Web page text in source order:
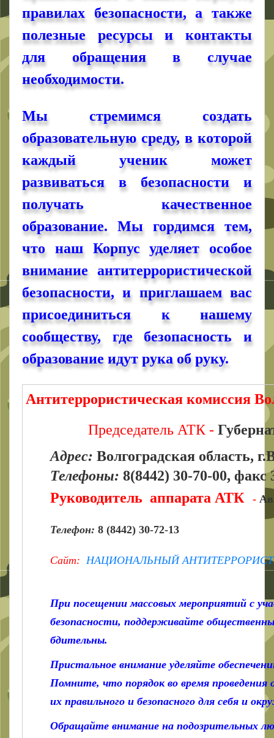
правилах безопасности, а также
полезные ресурсы и контакты
для обращения в случае
необходимости.
Мы стремимся создать
образовательную среду, в которой
каждый ученик может
развиваться в безопасности и
получать качественное
образование. Мы гордимся тем,
что наш Корпус уделяет особое
внимание антитеррористической
безопасности, и приглашаем вас
присоединиться к нашему
сообществу, где безопасность и
образование идут рука об руку.
Антитеррористическая комиссия
Председатель АТК -
Адрес: Волгоградская область,
Телефоны: 8(8442) 30-70-00, факс
Руководитель аппарата АТК
-
Телефон: 8 (8442) 30-72-13
Сайт: НАЦИОНАЛЬНЫЙ
При посещении массовых мероприятий с
безопасности, поддерживайте
бдительны.
Пристальное внимание уделяйте
Помните, что порядок во время
их правильного и безопасного для себя и
Обращайте внимание на подозрительных